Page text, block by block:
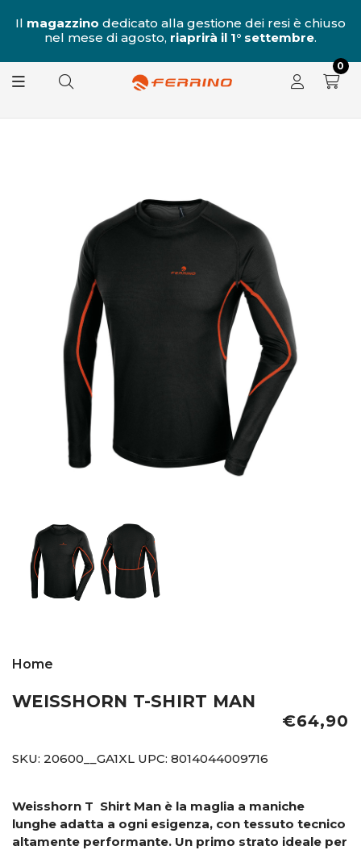
Il magazzino dedicato alla gestione dei resi è chiuso
nel mese di agosto, riaprirà il 1° settembre.
0
Home
WEISSHORN T-SHIRT MAN
€64,90
SKU: 20600__GA1XL UPC: 8014044009716
Weisshorn T Shirt Man è la maglia a maniche
lunghe adatta a ogni esigenza, con tessuto tecnico
altamente performante. Un primo strato ideale per